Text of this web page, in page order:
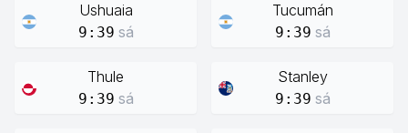
Ushuaia
9:39 sá
Tucumán
9:39 sá
Thule
9:39 sá
Stanley
9:39 sá